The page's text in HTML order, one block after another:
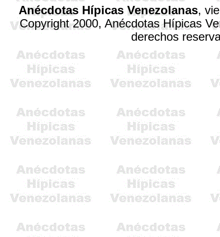
Anécdotas Hípicas Venezolanas,
Copyright 2000, Anécdotas Hípicas
derechos